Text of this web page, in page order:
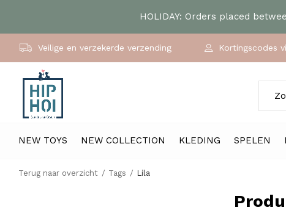
NEW TOYS NEW COLLECTION KLEDING SPELEN
Veilige en verzekerde verzending Kortingscodes
HOLIDAY: Orders placed
Terug naar overzicht Tags Lila